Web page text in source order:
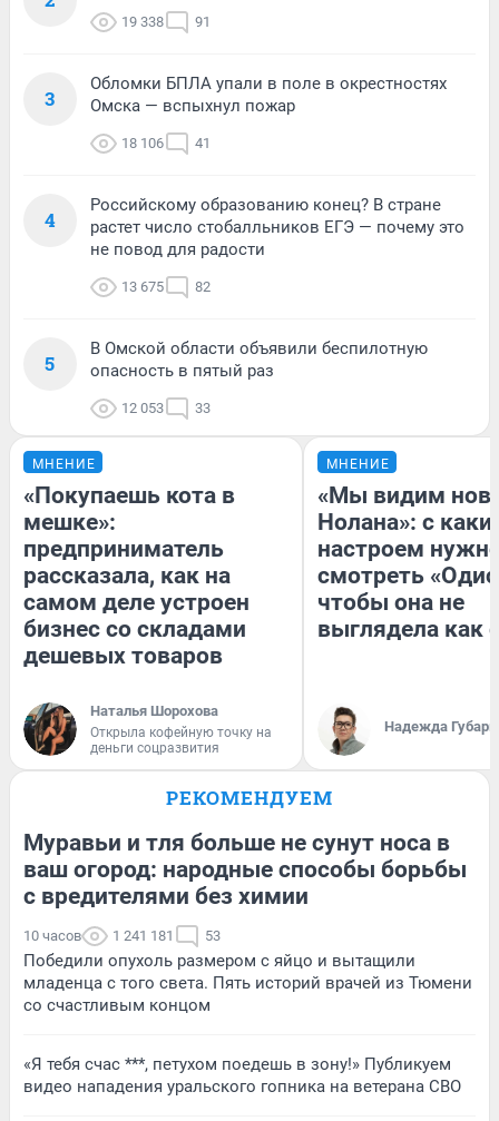
19 338 91
3
Обломки БПЛА упали в поле в окрестностях
Омска — вспыхнул пожар
18 106 41
4
Российскому образованию конец? В стране
растет число стобалльников ЕГЭ — почему это
не повод для радости
13 675 82
5
В Омской области объявили беспилотную
опасность в пятый раз
12 053 33
МНЕНИЕ
«Покупаешь кота в
мешке»:
предприниматель
рассказала, как на
самом деле устроен
бизнес со складами
дешевых товаров
Наталья Шорохова
Открыла кофейную точку на
деньги соцразвития
МНЕНИЕ
«Мы видим
Нолана»: с
настроем
смотреть
чтобы она не
выглядела как
Надежда Губарь
РЕКОМЕНДУЕМ
Муравьи и тля больше не сунут носа в
ваш огород: народные способы борьбы
с вредителями без химии
10 часов 1 241 181 53
Победили опухоль размером с яйцо и вытащили
младенца с того света. Пять историй врачей из Тюмени
со счастливым концом
«Я тебя счас ***, петухом поедешь в зону!» Публикуем
видео нападения уральского гопника на ветерана СВО